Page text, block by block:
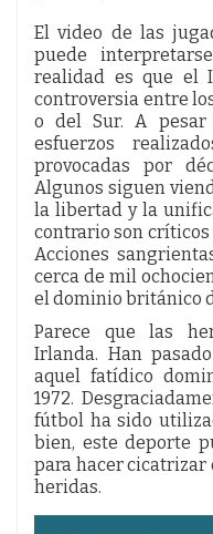
El video de las
puede
realidad es que el
controversia entre
o del Sur. A pesar
esfuerzos
provocadas por
Algunos siguen
la libertad y la
contrario son críticos
Acciones
cerca de mil
el dominio británico
Parece que las
Irlanda. Han
aquel fatídico
1972.
fútbol ha sido
bien, este deporte
para hacer
heridas.